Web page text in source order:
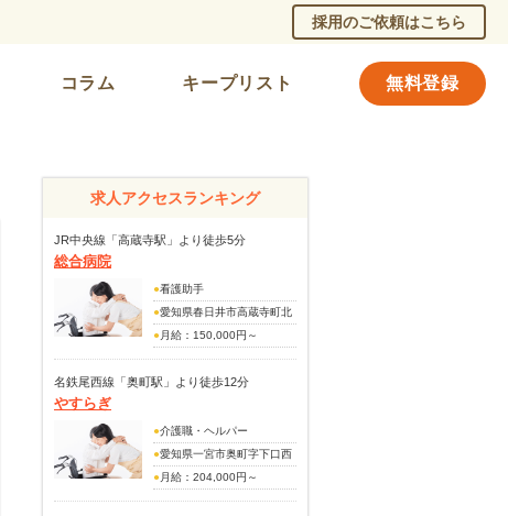
採用のご依頼はこちら
コラム キープリスト 無料登録
求人アクセスランキング
JR中央線「高蔵寺駅」より徒歩5分
総合病院
●看護助手
●愛知県春日井市高蔵寺町北
2丁目52番地
● 月給：150,000円～
(別途手当)
職務手当：13,000円
名鉄尾西線「奥町駅」より徒歩12分
やすらぎ
●介護職・ヘルパー
●愛知県一宮市奥町字下口西
74番地の1
● 月給：204,000円～
222,000円